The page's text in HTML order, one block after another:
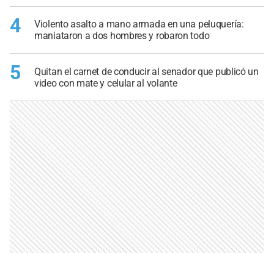
4
Violento asalto a mano armada en una peluquería:
maniataron a dos hombres y robaron todo
5
Quitan el carnet de conducir al senador que publicó un
video con mate y celular al volante